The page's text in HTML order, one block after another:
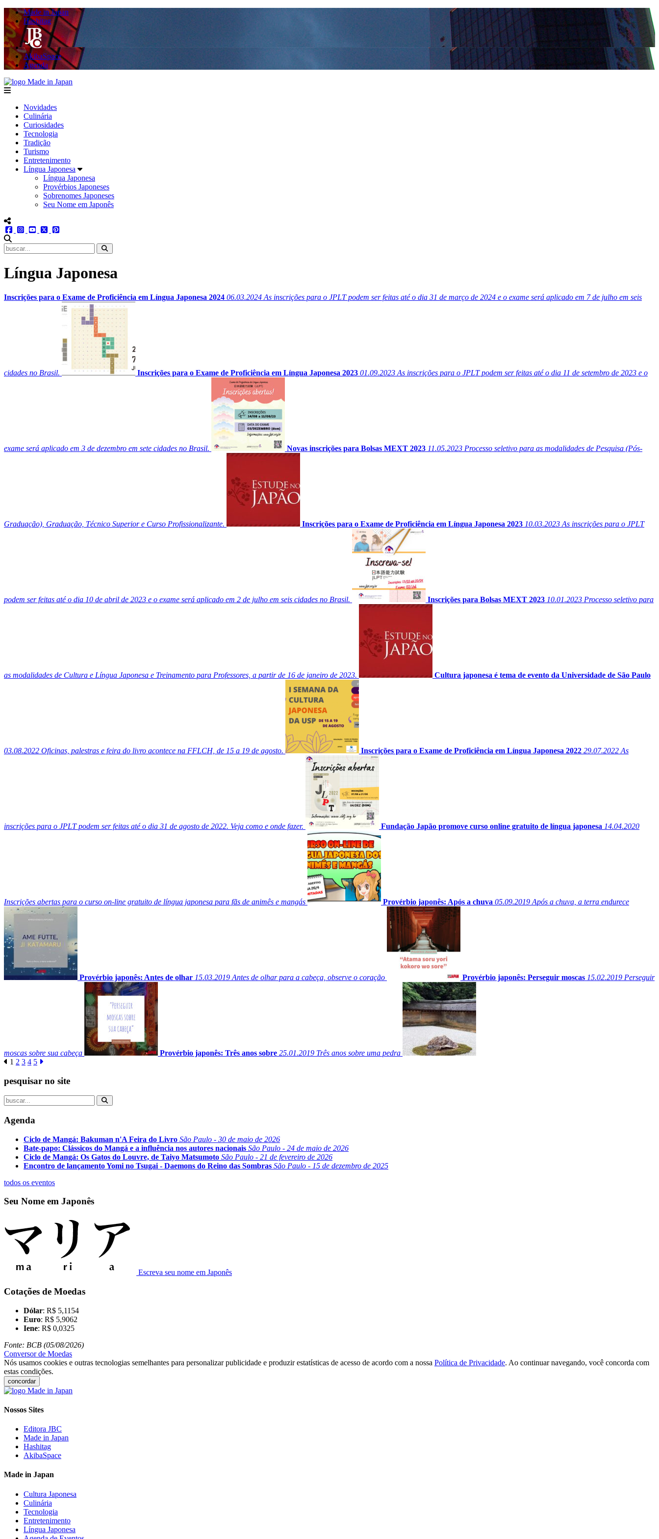
Made in Japan
Hashitag
AkibaSpace
Agenda
menu
Novidades
Culinária
Curiosidades
Tecnologia
Tradição
Turismo
Entretenimento
Língua Japonesa
Língua Japonesa
Provérbios Japoneses
Sobrenomes Japoneses
Seu Nome em Japonês
menu redes social
facebookinstagram
youtube
twitter
Língua Japonesa
Inscrições para o Exame de Proficiência em Língua Japonesa 2024 06.03.2024 As inscrições para o JPLT podem ser feitas até o dia 31 de março de 2024 e o exame será aplicado em 7 de julho em seis
cidades no Brasil. Inscrições para o Exame de Proficiência em Língua Japonesa 2023 01.09.2023 As inscrições para o JPLT podem ser feitas até o dia 11 de setembro de 2023 e o
exame será aplicado em 3 de dezembro em sete cidades no Brasil. Novas inscrições para Bolsas MEXT 2023 11.05.2023 Processo seletivo para as modalidades de Pesquisa (Pós-
Graduação), Graduação, Técnico Superior e Curso Profissionalizante. Inscrições para o Exame de Proficiência em Língua Japonesa 2023 10.03.2023 As inscrições para o JPLT
podem ser feitas até o dia 10 de abril de 2023 e o exame será aplicado em 2 de julho em seis cidades no Brasil. Inscrições para Bolsas MEXT 2023 10.01.2023 Processo seletivo para
as modalidades de Cultura e Língua Japonesa e Treinamento para Professores, a partir de 16 de janeiro de 2023. Cultura japonesa é tema de evento da Universidade de São Paulo
03.08.2022 Oficinas, palestras e feira do livro acontece na FFLCH, de 15 a 19 de agosto. Inscrições para o Exame de Proficiência em Língua Japonesa 2022 29.07.2022 As
inscrições para o JPLT podem ser feitas até o dia 31 de agosto de 2022. Veja como e onde fazer. Fundação Japão promove curso online gratuito de língua japonesa 14.04.2020
Inscrições abertas para o curso on-line gratuito de língua japonesa para fãs de animês e mangás Provérbio japonês: Após a chuva 05.09.2019 Após a chuva, a terra endurece
Provérbio japonês: Antes de olhar 15.03.2019 Antes de olhar para a cabeça, observe o coração Provérbio japonês: Perseguir moscas 15.02.2019 Perseguir
moscas sobre sua cabeça Provérbio japonês: Três anos sobre 25.01.2019 Três anos sobre uma pedra
1 2 3 4 5
pesquisar no site
Agenda
Ciclo de Mangá: Bakuman n'A Feira do Livro São Paulo - 30 de maio de 2026
Bate-papo: Clássicos do Mangá e a influência nos autores nacionais São Paulo - 24 de maio de 2026
Ciclo de Mangá: Os Gatos do Louvre, de Taiyo Matsumoto São Paulo - 21 de fevereiro de 2026
Encontro de lançamento Yomi no Tsugai - Daemons do Reino das Sombras São Paulo - 15 de dezembro de 2025
todos os eventos
Seu Nome em Japonês
Escreva seu nome em Japonês
Cotações de Moedas
Dólar: R$ 5,1154
Euro: R$ 5,9062
Iene: R$ 0,0325
Fonte: BCB (05/08/2026)
Conversor de Moedas
Nós usamos cookies e outras tecnologias semelhantes para personalizar publicidade e produzir estatísticas de acesso de acordo com a nossa Política de Privacidade. Ao continuar navegando, você concorda com
estas condições.
concordar
Nossos Sites
Editora JBC
Made in Japan
Hashitag
AkibaSpace
Made in Japan
Cultura Japonesa
Culinária
Tecnologia
Entretenimento
Língua Japonesa